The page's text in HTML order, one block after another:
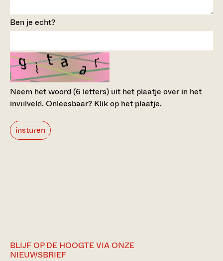
Ben je echt?
Neem het woord (6 letters) uit het plaatje over in het
invulveld.Onleesbaar? Klik op het plaatje.
insturen
BLIJF OP DE HOOGTE VIA ONZE
NIEUWSBRIEF